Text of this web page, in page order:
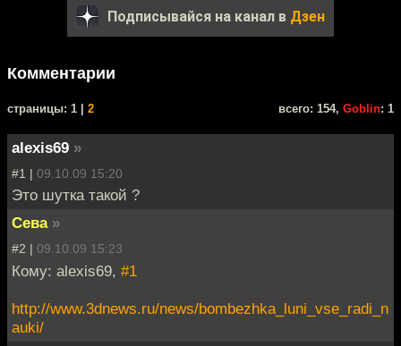
Подписывайся на канал в Дзен
Комментарии
cтраницы: 1 | 2 всего: 154, Goblin: 1
alexis69 »
#1 | 09.10.09 15:20
Это шутка такой ?
Сева »
#2 | 09.10.09 15:23
Кому: alexis69, #1
http://www.3dnews.ru/news/bombezhka_luni_vse_radi_n
auki/